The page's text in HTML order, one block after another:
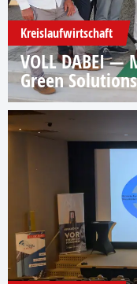
Kreislaufwirtschaft
VOLL DABEI —
Green